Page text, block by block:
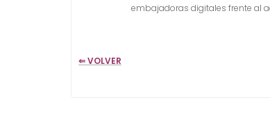
embajadoras digitales frente al
⇐ VOLVER